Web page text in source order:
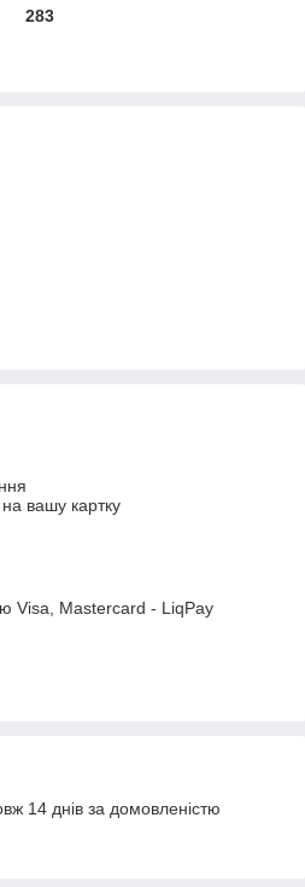
283
вашу картку
Visa, Mastercard - LiqPay
14 днів за домовленістю